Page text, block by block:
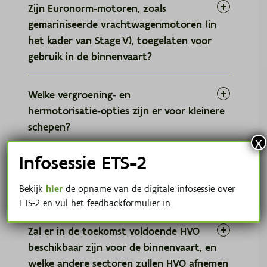
inclusief het motorblok, in aanmerking komen
voor vervanging in het kader van onderhoud of
reparatie. Er is één belangrijke grens: zodra de
volledige motor vervangen wordt, is er sprake
van een ruilmotor, en dan moet de installatie
dus Stage V.
Zijn Euronorm‑motoren, zoals
gemariniseerde vrachtwagenmotoren (in
het kader van Stage V), toegelaten voor
gebruik in de binnenvaart?
Welke vergroening‑ en
hermotorisatie‑opties zijn er voor kleinere
schepen?
De mogelijkheden voor vergroening hangen sterk
af van het type klein schip. Vandaag wordt
vrachtwagenmotoren, eventueel gecombineerd
investering.
Toch is de rentabiliteit vaak een uitdaging. De
vloot van kleine schepen veroudert snel, er
HVO
Zal er in de toekomst voldoende HVO
beschikbaar zijn voor de binnenvaart, en
welke andere sectoren zullen HVO afnemen
Infosessie ETS-2
Bekijk hierde opname van de digitale infosessie over
ETS-2 en vul het feedbackformulier in.
x